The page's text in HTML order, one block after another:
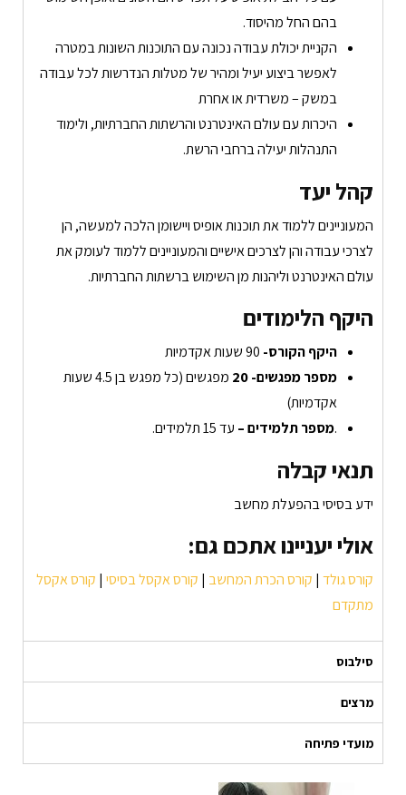
בהם החל מהיסוד.
הקניית יכולת עבודה נכונה עם התוכנות השונות במטרה
לאפשר ביצוע יעיל ומהיר של מטלות הנדרשות לכל עבודה
במשק – משרדית או אחרת
היכרות עם עולם האינטרנט והרשתות החברתיות, ולימוד
התנהלות יעילה ברחבי הרשת.
קהל יעד
המעוניינים ללמוד את תוכנות אופיס ויישומן הלכה למעשה, הן
לצרכי עבודה והן לצרכים אישיים והמעוניינים ללמוד לעומק את
עולם האינטרנט וליהנות מן השימוש ברשתות החברתיות.
היקף הלימודים
היקף הקורס- 90 שעות אקדמיות
מספר מפגשים- 20
מפגשים (כל מפגש בן 4.5 שעות
אקדמיות)
.מספר תלמידים – עד 15 תלמידים.
תנאי קבלה
ידע בסיסי בהפעלת מחשב
אולי יעניינו אתכם גם:
קורס גולד | קורס הכרת המחשב | קורס אקסל בסיסי | קורס אקסל
מתקדם
סילבוס
מרצים
מועדי פתיחה